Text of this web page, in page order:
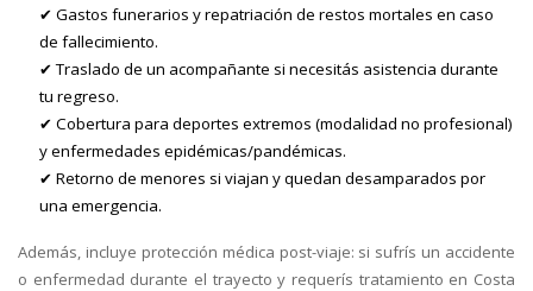
✔ Gastos funerarios y repatriación de restos mortales en caso
de fallecimiento.
✔ Traslado de un acompañante si necesitás asistencia durante
tu regreso.
✔ Cobertura para deportes extremos (modalidad no profesional)
y enfermedades epidémicas/pandémicas.
✔ Retorno de menores si viajan y quedan desamparados por
una emergencia.
Además, incluye protección médica post-viaje: si sufrís un accidente
o enfermedad durante el trayecto y requerís tratamiento en Costa